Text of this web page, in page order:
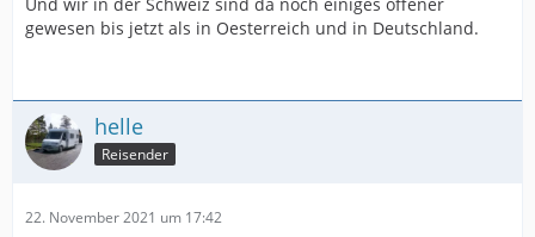
gewesen bis jetzt als in Oesterreich und in Deutschland.
helle
Reisender
22. November 2021 um 17:42